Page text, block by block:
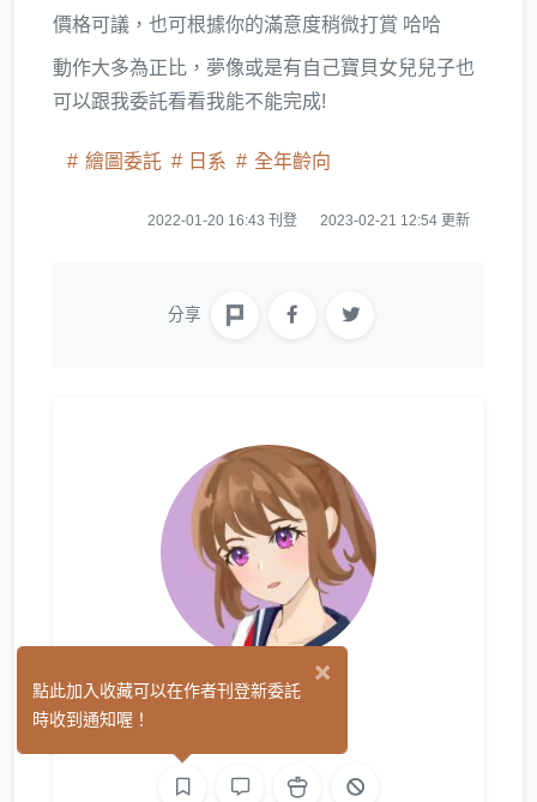
價格可議，也可根據你的滿意度稍微打賞 哈哈
動作大多為正比，夢像或是有自己寶貝女兒兒子也
可以跟我委託看看我能不能完成!
繪圖委託 日系 全年齡向
2022-01-20 16:43 刊登 2023-02-21 12:54 更新
分享
烏魚 (0)
×
點此加入收藏可以在作者刊登新委託
時收到通知喔！